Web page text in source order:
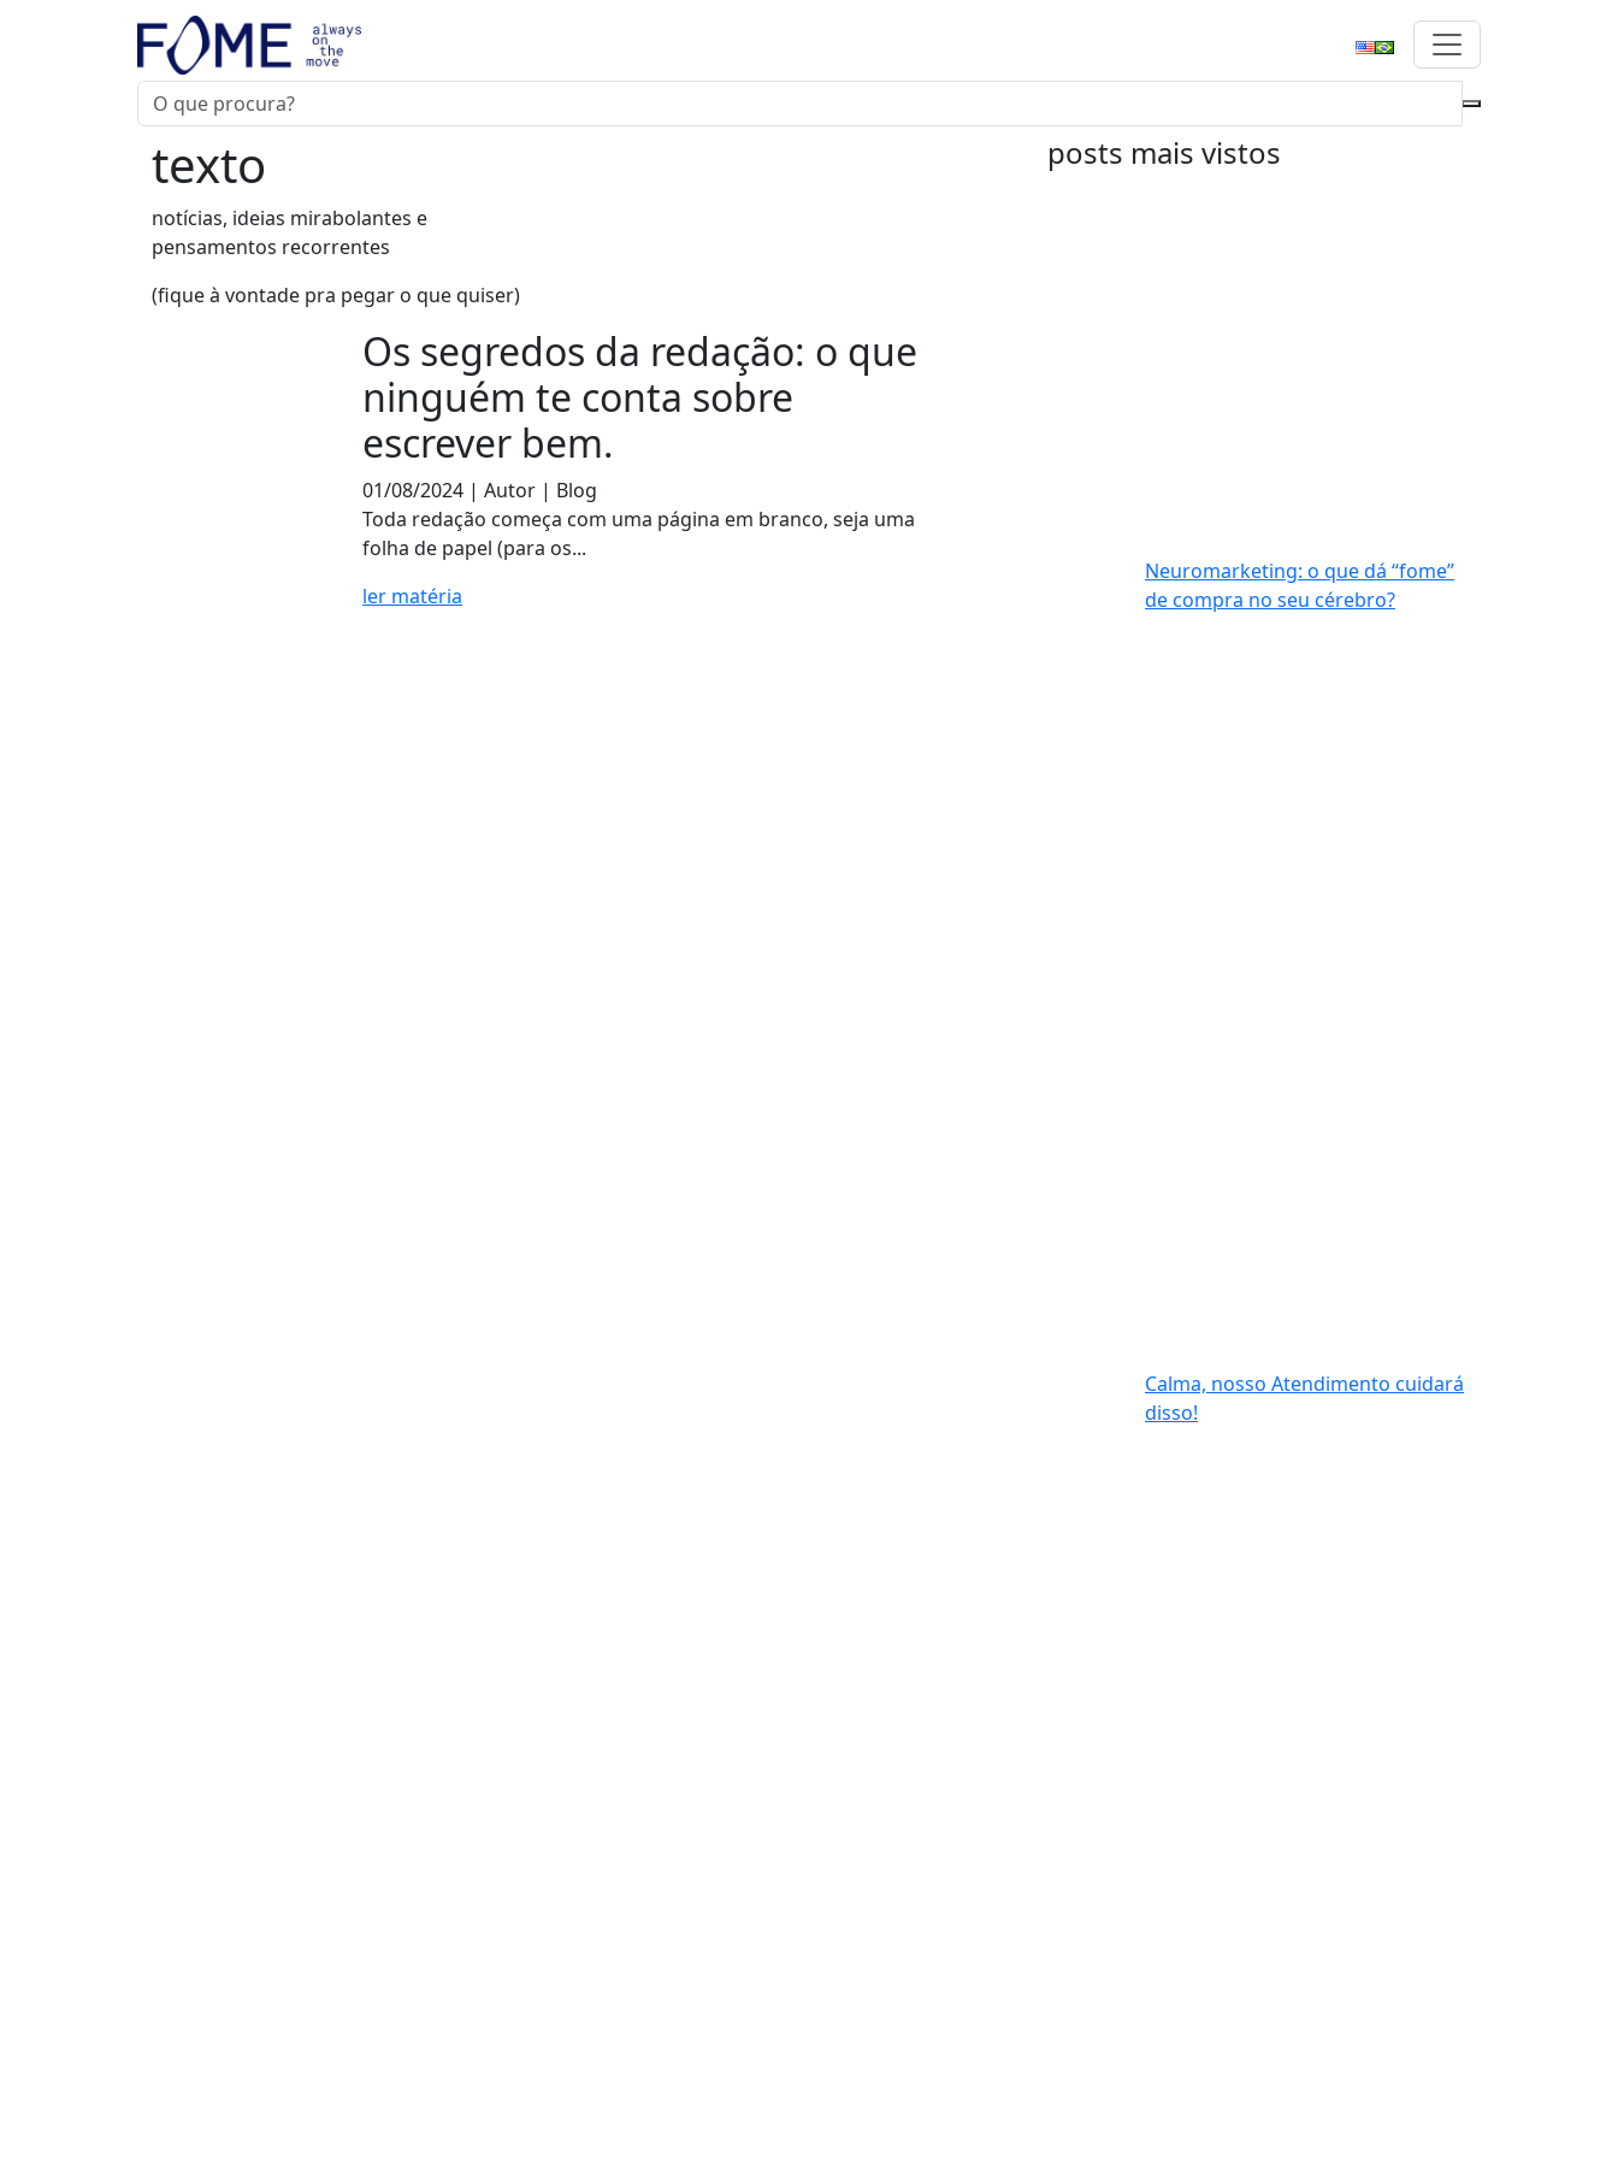
texto
notícias, ideias mirabolantes e
pensamentos recorrentes
(fique à vontade pra pegar o que quiser)
Os segredos da redação: o que
ninguém te conta sobre
escrever bem.
01/08/2024 | Autor | Blog
Toda redação começa com uma página em branco, seja uma
folha de papel (para os...
ler matéria
posts mais vistos
Neuromarketing: o que dá “fome”
de compra no seu cérebro?
Calma, nosso Atendimento cuidará
disso!